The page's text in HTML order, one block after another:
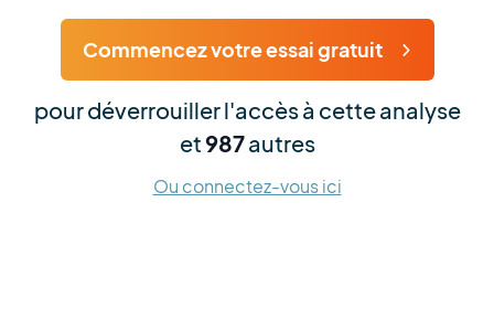
Commencez votre essai gratuit
pour déverrouiller l'accès à cette analyse
et987autres
Ou connectez-vous ici